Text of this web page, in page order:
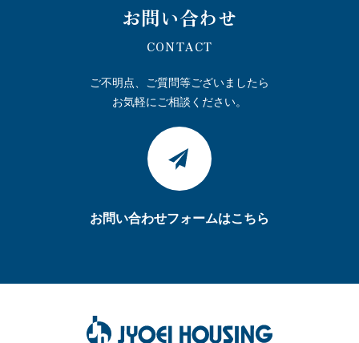
お問い合わせ
CONTACT
ご不明点、ご質問等ございましたら
お気軽にご相談ください。
お問い合わせフォームはこちら